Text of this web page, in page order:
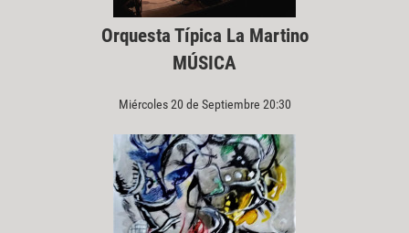
Orquesta Típica La Martino
MÚSICA
Miércoles 20 de Septiembre 20:30